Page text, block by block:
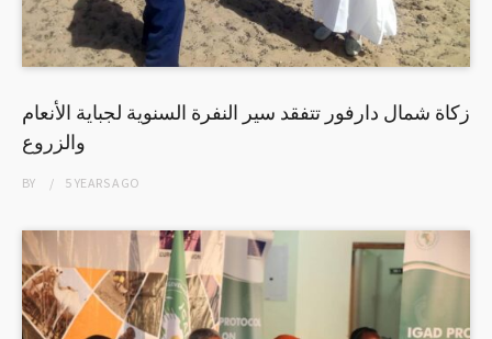
زكاة شمال دارفور تتفقد سير النفرة السنوية لجباية الأنعام
والزروع
BY 5 YEARSAGO